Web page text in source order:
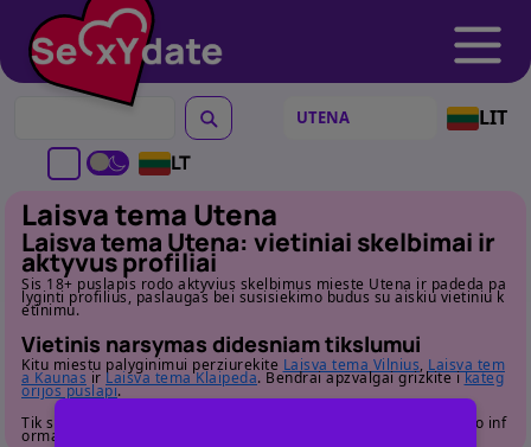
LIT
LT
Laisva tema Utena
Laisva tema Utena: vietiniai skelbimai ir
aktyvus profiliai
Sis 18+ puslapis rodo aktyvius skelbimus mieste Utena ir padeda pa
lyginti profilius, paslaugas bei susisiekimo budus su aiskiu vietiniu k
etinimu.
Vietinis narsymas didesniam tikslumui
Kitu miestu palyginimui perziurekite Laisva tema Vilnius, Laisva tem
a Kaunas ir Laisva tema Klaipeda. Bendrai apzvalgai grizkite ikateg
orijos puslapi.
Tik suaugusiems. Pries susisiekdami atidziai perziurekite profilio inf
ormacija.